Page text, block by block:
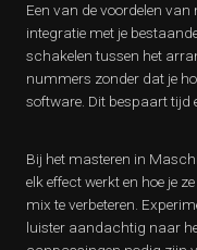
Een van de voordelen
integratie met je
schakelen tussen het
nummers zonder dat je
software. Dit bespaart tijd
Bij het masteren in
elk effect werkt en hoe je
mix te verbeteren.
luister aandachtig naar